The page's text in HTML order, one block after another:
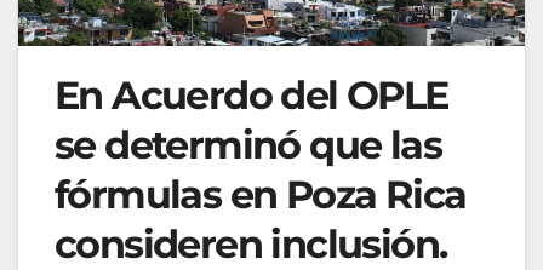
En Acuerdo del OPLE
se determinó que las
fórmulas en Poza Rica
consideren inclusión.